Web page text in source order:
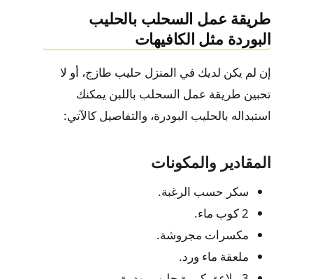
طريقة عمل السحلب بالحليب
البوردة مثل الكافيهات
إن لم يكن لديك في المنزل حليب طازج، أو لا
تحبين طريقة عمل السحلب باللبن يمكنك
استبداله بالحليب البودرة، والتفاصيل كالآتي:
المقادير والمكونات
سكر حسب الرغبة.
2 كوب ماء.
مكسرات مجروشة.
ملعقة ماء ورد.